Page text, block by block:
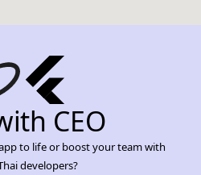
CEO
to life or boost your team with
developers?